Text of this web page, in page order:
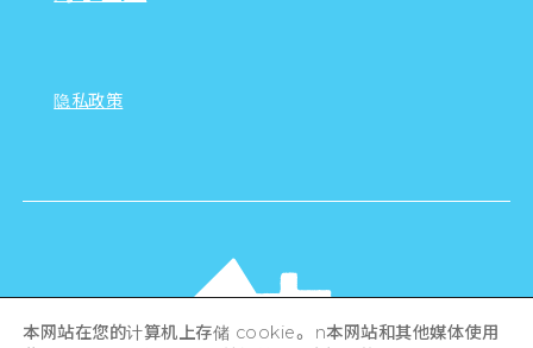
隐私政策
本网站在您的计算机上存储 cookie。 n本网站和其他媒体使用